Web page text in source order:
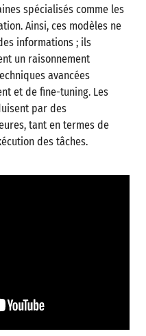
spécialisés comme les
Ainsi, ces modèles ne
informations ; ils
un raisonnement
avancées
et de fine-tuning. Les
par des
tant en termes de
des tâches.